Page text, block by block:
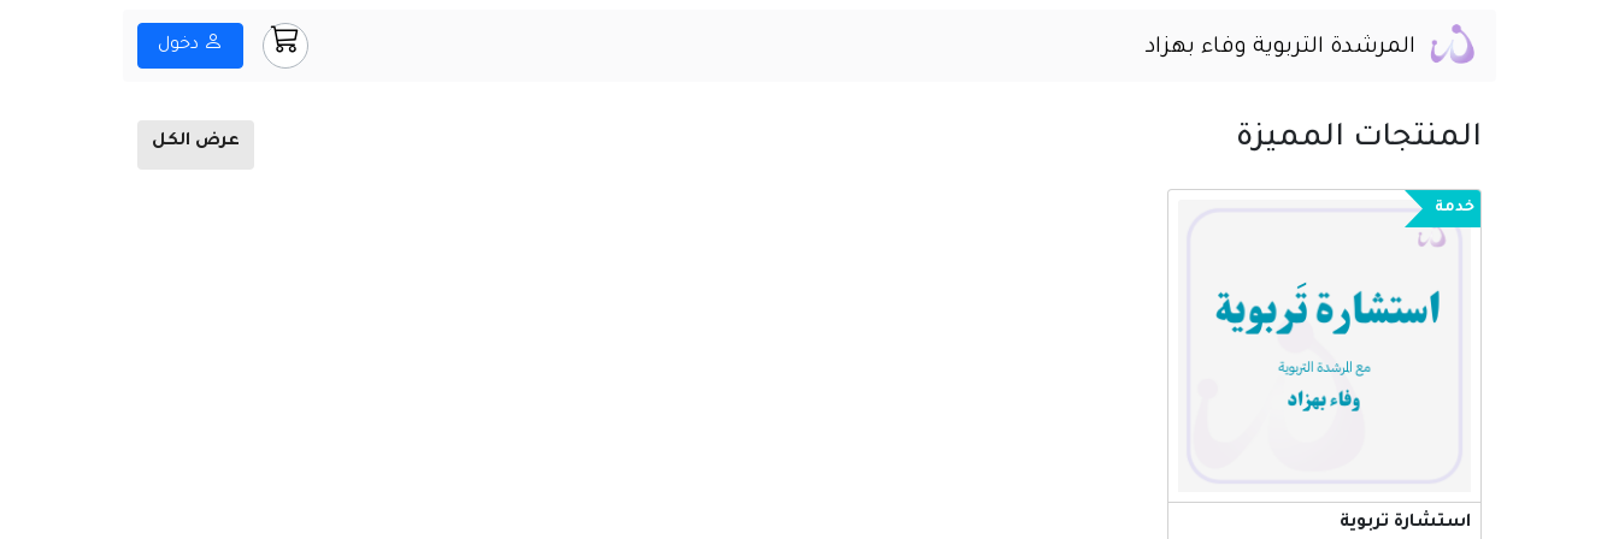
المرشدة التربوية وفاء بهزاد دخول
المنتجات المميزة عرض الكل
خدمة
استشارة تربوية